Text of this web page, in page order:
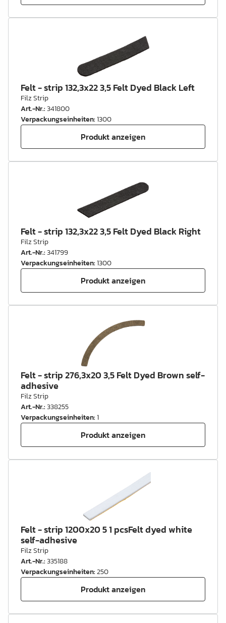
Felt - strip 132,3x22 3,5 Felt Dyed Black Left
Filz Strip
Art.-Nr.:341800
Verpackungseinheiten:1300
Produkt anzeigen
Felt - strip 132,3x22 3,5 Felt Dyed Black Right
Filz Strip
Art.-Nr.:341799
Verpackungseinheiten:1300
Produkt anzeigen
Felt - strip 276,3x20 3,5 Felt Dyed Brown self-
adhesive
Filz Strip
Art.-Nr.:338255
Verpackungseinheiten:1
Produkt anzeigen
Felt - strip 1200x20 5 1 pcsFelt dyed white
self-adhesive
Filz Strip
Art.-Nr.:335188
Verpackungseinheiten:250
Produkt anzeigen